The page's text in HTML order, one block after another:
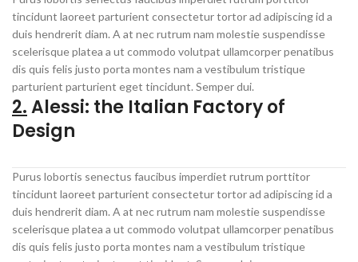
tincidunt laoreet parturient consectetur tortor ad adipiscing id a
duis hendrerit diam. A at nec rutrum nam molestie suspendisse
scelerisque platea a ut commodo volutpat ullamcorper penatibus
dis quis felis justo porta montes nam a vestibulum tristique
parturient parturient eget tincidunt. Semper dui.
2.Alessi: the Italian Factory of
Design
Purus lobortis senectus faucibus imperdiet rutrum porttitor
tincidunt laoreet parturient consectetur tortor ad adipiscing id a
duis hendrerit diam. A at nec rutrum nam molestie suspendisse
scelerisque platea a ut commodo volutpat ullamcorper penatibus
dis quis felis justo porta montes nam a vestibulum tristique